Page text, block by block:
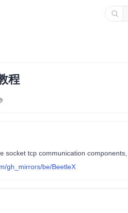
程
gh_mirrors/be/BeetleX